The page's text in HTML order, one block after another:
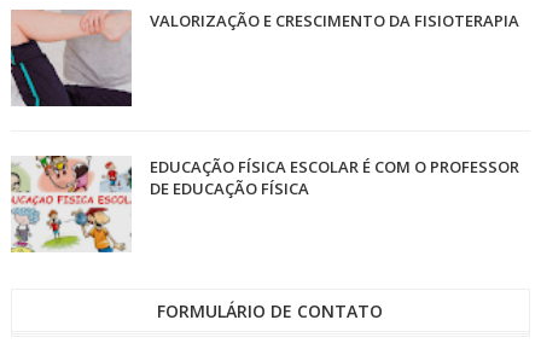
VALORIZAÇÃO E CRESCIMENTO DA FISIOTERAPIA
EDUCAÇÃO FÍSICA ESCOLAR É COM O PROFESSOR
DE EDUCAÇÃO FÍSICA
FORMULÁRIO DE CONTATO